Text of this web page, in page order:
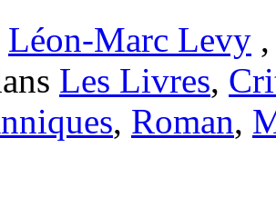
Léon-Marc Levy
Les Livres,
, Roman,